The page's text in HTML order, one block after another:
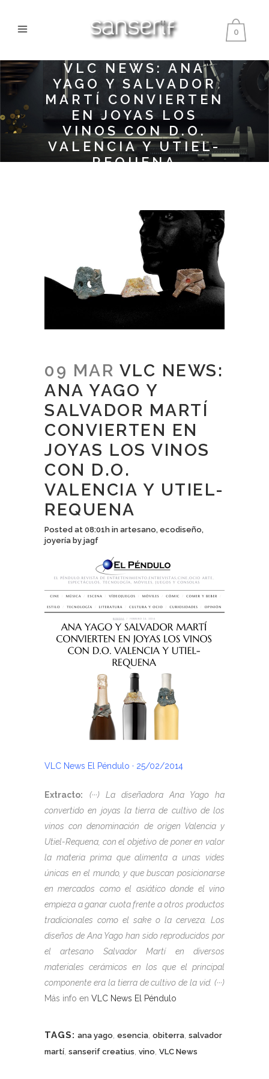
0
VLC NEWS: ANA
YAGO Y SALVADOR
MARTÍ CONVIERTEN
EN JOYAS LOS
VINOS CON D.O.
VALENCIA Y UTIEL-
REQUENA
09 MAR VLC NEWS:
ANA YAGO Y
SALVADOR MARTÍ
CONVIERTEN EN
JOYAS LOS VINOS
CON D.O.
VALENCIA Y UTIEL-
REQUENA
Posted at 08:01h in artesano, ecodiseño,
joyería by jagf
VLC News El Péndulo · 25/02/2014
Extracto:
(···) La diseñadora Ana Yago ha
convertido en joyas la tierra de cultivo de los
vinos con denominación de origen Valencia y
Utiel-Requena, con el objetivo de poner en valor
la materia prima que alimenta a unas vides
únicas en el mundo, y que buscan posicionarse
en mercados como el asiático donde el vino
empieza a ganar cuota frente a otros productos
tradicionales como el sake o la cerveza. Los
diseños de Ana Yago han sido reproducidos por
el artesano Salvador Martí en diversos
materiales cerámicos en los que el principal
componente era la tierra de cultivo de la vid. (···)
Más info en VLC News El Péndulo
TAGS: ana yago esencia obiterra salvador
martí sanserif creatius vino VLC News